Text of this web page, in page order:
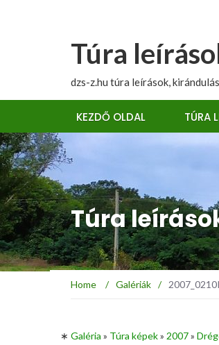
Túra
dzs-z.hu túra leírások,
KEZDŐ OLDAL TÚRA
Túra
Home / Galériák /
∗ Galéria » Túra képek» 2007»